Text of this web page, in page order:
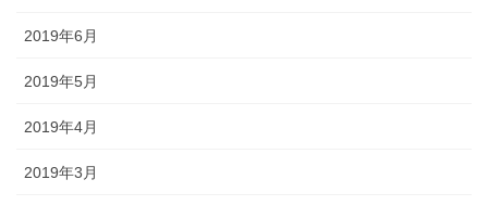
2019年6月
2019年5月
2019年4月
2019年3月